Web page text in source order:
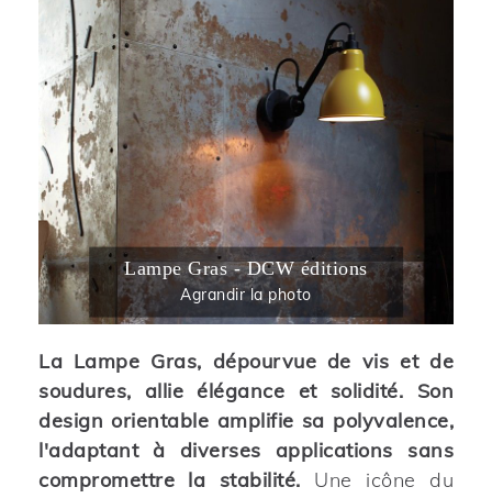
Lampe Gras - DCW éditions
Agrandir la photo
La Lampe Gras, dépourvue de vis et de
soudures, allie élégance et solidité. Son
design orientable amplifie sa polyvalence,
l'adaptant à diverses applications sans
compromettre la stabilité. Une icône du